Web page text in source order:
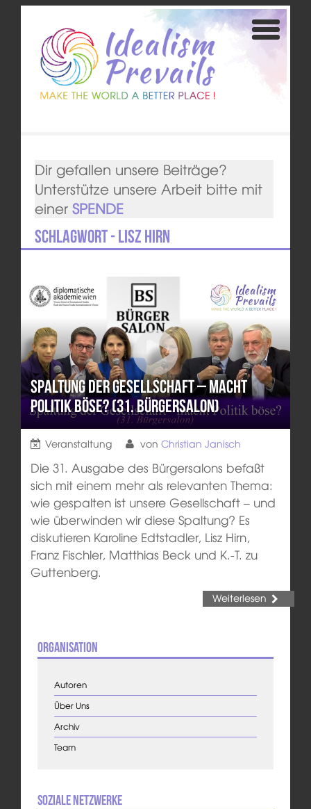
Dir gefallen unsere Beiträge?
Unterstütze unsere Arbeit bitte mit
einer SPENDE
Schlagwort - Lisz Hirn
Spaltung der Gesellschaft – macht
Politik böse? (31. Bürgersalon)
Veranstaltung von Christian Janisch
Die 31. Ausgabe des Bürgersalons befaßt
sich mit einem mehr als relevanten Thema:
wie gespalten ist unsere Gesellschaft – und
wie überwinden wir diese Spaltung? Es
diskutieren Karoline Edtstadler, Lisz Hirn,
Franz Fischler, Matthias Beck und K.-T. zu
Guttenberg.
Weiterlesen
Organisation
Autoren
Über Uns
Archiv
Team
Soziale Netzwerke